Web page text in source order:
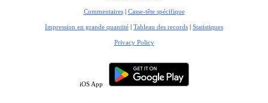
Commentaires| Casse-tête spécifique
Impression en grande quantité | Tableau des records | Statistiques
Privacy Policy
iOS App